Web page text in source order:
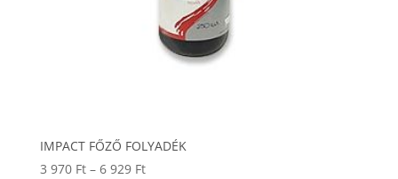
IMPACT FŐZŐ FOLYADÉK
3 970 Ft – 6 929 FtÁrtartomány: